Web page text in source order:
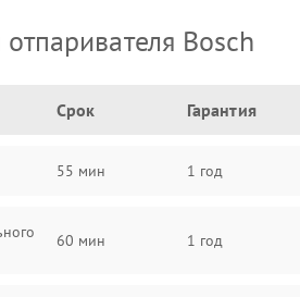
Bosch
Срок Гарантия
55 мин 1 год
60 мин 1 год